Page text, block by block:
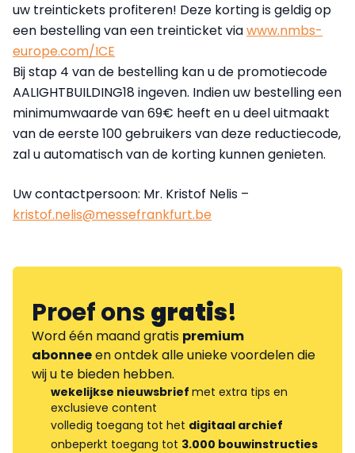
uw treintickets profiteren! Deze korting is geldig op
een bestelling van een treinticket viawww.nmbs-
europe.com/ICE
Bij stap 4 van de bestelling kan u de promotiecode
AALIGHTBUILDING18 ingeven. Indien uw bestelling een
minimumwaarde van 69€ heeft en u deel uitmaakt
van de eerste 100 gebruikers van deze reductiecode,
zal u automatisch van de korting kunnen genieten.
Uw contactpersoon: Mr. Kristof Nelis –
kristof.nelis@messefrankfurt.be
Proef onsgratis!
Word één maand gratis premium
abonneeen ontdek alle unieke voordelen die
wij u te bieden hebben.
wekelijkse nieuwsbrief met extra tips en
exclusieve content
volledig toegang tot het digitaal archief
onbeperkt toegang tot 3.000 bouwinstructies